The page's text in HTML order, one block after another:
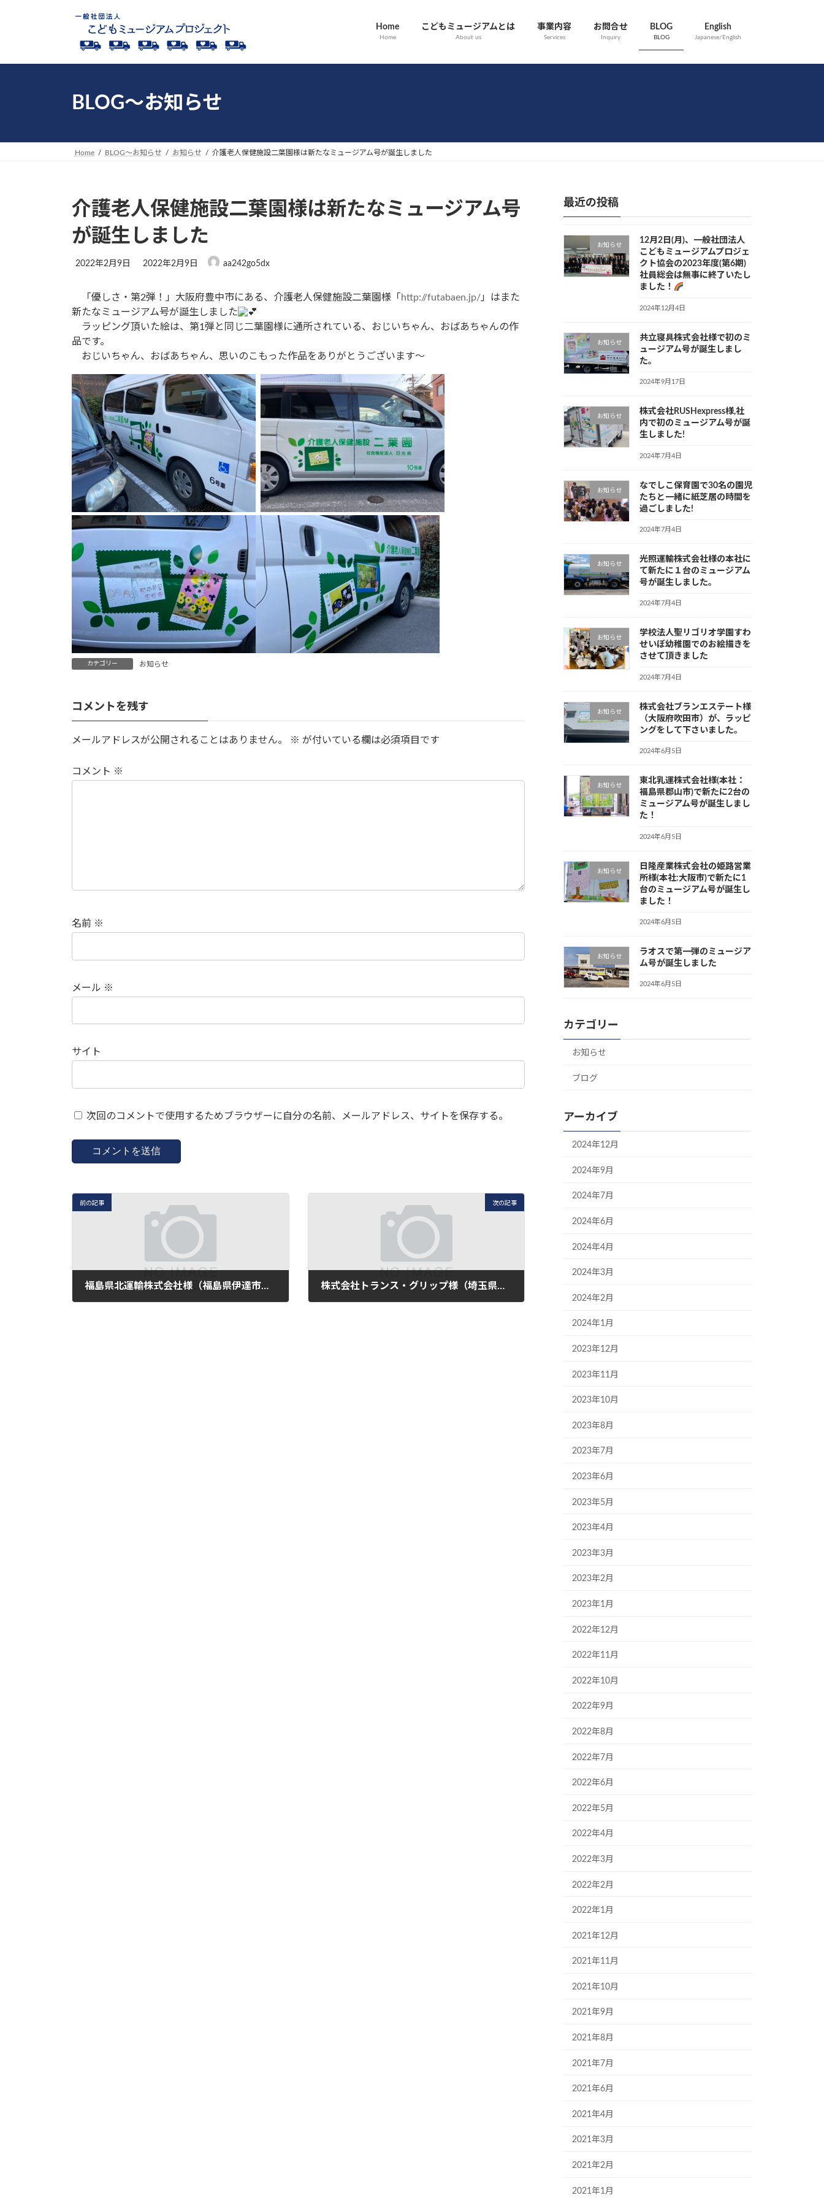
ツ
プ
シ
動
Home
Home
こどもミュージアムとは
About us
事業内容
Services
お問合せ
Inquiry
BLOG
BLOG
English
Japanese/English
BLOG～お知らせ
Home BLOG～お知らせ お知らせ 介護老人保健施設二葉園様は新たなミュージアム号が誕生しました
介護老人保健施設二葉園様は新たなミュージアム号
が誕生しました
2022年2月9日
最
新
日
時
2022年2月9日 aa242go5dx
「優しさ・第2弾！」大阪府豊中市にある、介護老人保健施設二葉園様「 http://futabaen.jp/ 」はまた
新たなミュージアム号が誕生しました
ラッピング頂いた絵は、第1弾と同じ二葉園様に通所されている、おじいちゃん、おばあちゃんの作
品です。
おじいちゃん、おばあちゃん、思いのこもった作品をありがとうございます～
カテゴリー お知らせ
コメントを残す
メールアドレスが公開されることはありません。 ※ が付いている欄は必須項目です
コメント ※
名前 ※
メール ※
サイト
次回のコメントで使用するためブラウザーに自分の名前、メールアドレス、サイトを保存する。
前の記事
福島県北運輸株式会社様（福島県伊達市）新たなミュージアム号が誕生しました
次の記事
株式会社トランス・グリップ様（埼玉県狭山市）は新たなミュージアム号が誕生しました
最近の投稿
お知らせ
12月2日(月)、一般社団法人
こどもミュージアムプロジェ
クト協会の2023年度(第6期)
社員総会は無事に終了いたし
ました！
2024年12月4日
お知らせ
共立寝具株式会社様で初のミ
ュージアム号が誕生しまし
た。
2024年9月17日
お知らせ
株式会社RUSHexpress様,社
内で初のミュージアム号が誕
生しました!
2024年7月4日
お知らせ
なでしこ保育園で30名の園児
たちと一緒に紙芝居の時間を
過ごしました!
2024年7月4日
お知らせ
光照運輸株式会社様の本社に
て新たに１台のミュージアム
号が誕生しました。
2024年7月4日
お知らせ
学校法人聖リゴリオ学園すわ
せいぼ幼稚園でのお絵描きを
させて頂きました
2024年7月4日
お知らせ
株式会社ブランエステート様
（大阪府吹田市）が、ラッピ
ングをして下さいました。
2024年6月5日
お知らせ
東北乳運株式会社様(本社：
福島県郡山市)で新たに2台の
ミュージアム号が誕生しまし
た！
2024年6月5日
お知らせ
日隆産業株式会社の姫路営業
所様(本社:大阪市)で新たに1
台のミュージアム号が誕生し
ました！
2024年6月5日
お知らせ
ラオスで第一弾のミュージア
ム号が誕生しました
2024年6月5日
カテゴリー
お知らせ
ブログ
アーカイブ
2024年12月
2024年9月
2024年7月
2024年6月
2024年4月
2024年3月
2024年2月
2024年1月
2023年12月
2023年11月
2023年10月
2023年8月
2023年7月
2023年6月
2023年5月
2023年4月
2023年3月
2023年2月
2023年1月
2022年12月
2022年11月
2022年10月
2022年9月
2022年8月
2022年7月
2022年6月
2022年5月
2022年4月
2022年3月
2022年2月
2022年1月
2021年12月
2021年11月
2021年10月
2021年9月
2021年8月
2021年7月
2021年6月
2021年4月
2021年3月
2021年2月
2021年1月